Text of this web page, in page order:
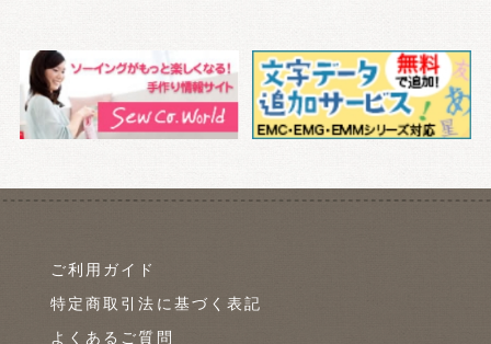
ご利用ガイド
特定商取引法に基づく表記
よくあるご質問